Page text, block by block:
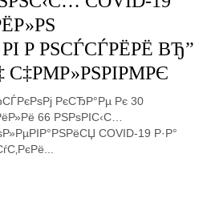
Р РЅСЃСЃРЁРЁ ВЂ”
С‡РΜР»РЅРІРΜРЄ
РєСЂР°Рµ Рє 30
66 РЅРѕРІС‹С…
COVID-19 Р·Р°